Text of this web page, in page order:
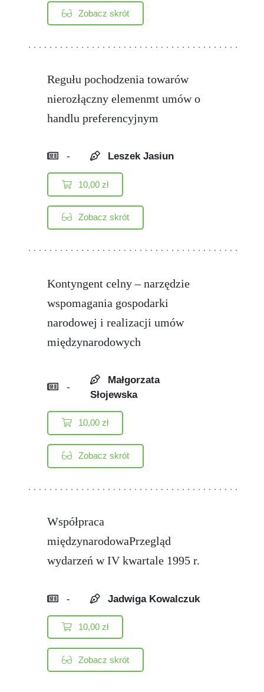
Zobacz skrót
Regułu pochodzenia towarów
nierozłączny elemenmt umów o
handlu preferencyjnym
- Leszek Jasiun
10,00zł
Zobacz skrót
Kontyngent celny – narzędzie
wspomagania gospodarki
narodowej i realizacji umów
międzynarodowych
-
Małgorzata
Słojewska
10,00zł
Zobacz skrót
Współpraca
międzynarodowaPrzegląd
wydarzeń w IV kwartale 1995 r.
- Jadwiga Kowalczuk
10,00zł
Zobacz skrót